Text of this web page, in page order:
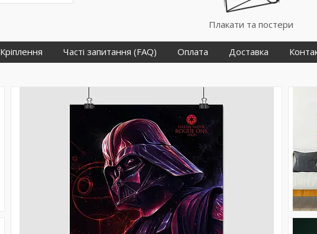
Плакати та постери
Кріплення Часті запитання (FAQ) Оплата Доставка